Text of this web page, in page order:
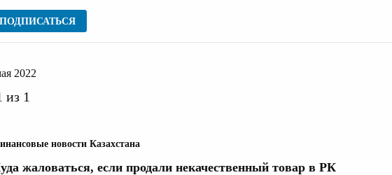
ПОДПИСАТЬСЯ
Архив 2022
2022
из 1
новости Казахстана
жаловаться, если продали некачественный товар в РК